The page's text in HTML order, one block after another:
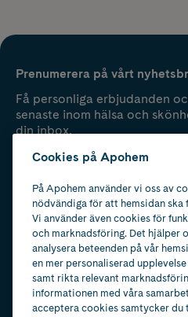
Prenumerera på vårt
Få personliga erbjudanden
senaste inom hälsa och
din inbox.
Cookies på Apohem
På Apohem använder vi oss av
nödvändiga för att hemsidan ska
Vi använder även cookies för
och marknadsföring. Det hjälper
analysera beteenden på vår
en mer personaliserad
samt rikta relevant
informationen med våra
acceptera cookies samtycker du